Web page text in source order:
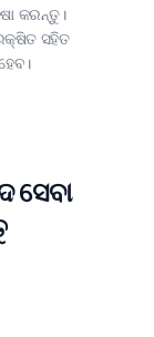
କରନ୍ତୁ।
ସହିତ